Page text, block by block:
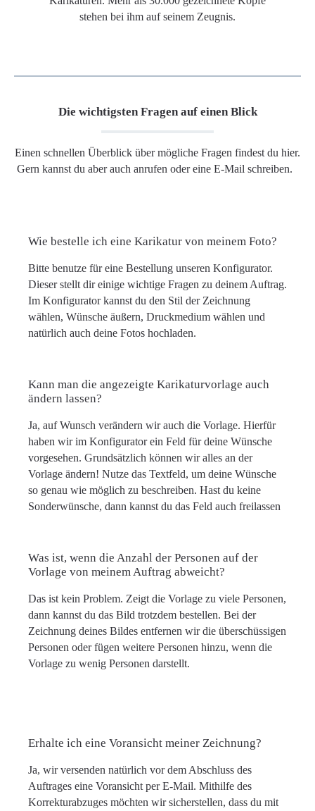
stehen bei ihm auf seinem Zeugnis.
Die wichtigsten Fragen auf einen Blick
Einen schnellen Überblick über mögliche Fragen findest du hier.
Gern kannst du aber auch anrufen oder eine E-Mail schreiben.
Wie bestelle ich eine Karikatur von meinem Foto?
Bitte benutze für eine Bestellung unseren Konfigurator.
Dieser stellt dir einige wichtige Fragen zu deinem Auftrag.
Im Konfigurator kannst du den Stil der Zeichnung
wählen, Wünsche äußern, Druckmedium wählen und
natürlich auch deine Fotos hochladen.
Kann man die angezeigte Karikaturvorlage auch
ändern lassen?
Ja, auf Wunsch verändern wir auch die Vorlage. Hierfür
haben wir im Konfigurator ein Feld für deine Wünsche
vorgesehen. Grundsätzlich können wir alles an der
Vorlage ändern! Nutze das Textfeld, um deine Wünsche
so genau wie möglich zu beschreiben. Hast du keine
Sonderwünsche, dann kannst du das Feld auch freilassen
Was ist, wenn die Anzahl der Personen auf der
Vorlage von meinem Auftrag abweicht?
Das ist kein Problem. Zeigt die Vorlage zu viele Personen,
dann kannst du das Bild trotzdem bestellen. Bei der
Zeichnung deines Bildes entfernen wir die überschüssigen
Personen oder fügen weitere Personen hinzu, wenn die
Vorlage zu wenig Personen darstellt.
Erhalte ich eine Voransicht meiner Zeichnung?
Ja, wir versenden natürlich vor dem Abschluss des
Auftrages eine Voransicht per E-Mail. Mithilfe des
Korrekturabzuges möchten wir sicherstellen, dass du mit